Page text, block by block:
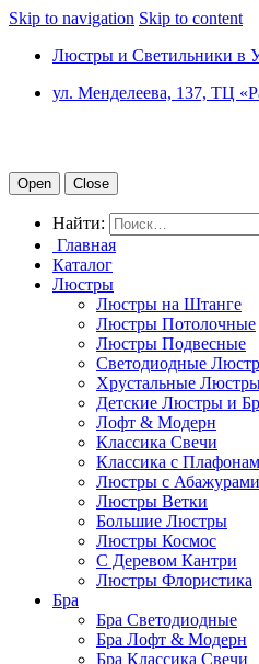
Skip to navigation Skip to content
Люстры и Светильники в
ул. Менделеева, 137, ТЦ
Open Close
Найти:
Главная
Каталог
Люстры
Люстры на Штанге
Люстры Потолочные
Люстры Подвесные
Светодиодные
Хрустальные
Детские Люстры и
Лофт & Модерн
Классика Свечи
Классика с
Люстры с Абажурами
Люстры Ветки
Большие Люстры
Люстры Космос
С Деревом Кантри
Люстры Флористика
Бра
Бра Светодиодные
Бра Лофт & Модерн
Бра Классика Свечи